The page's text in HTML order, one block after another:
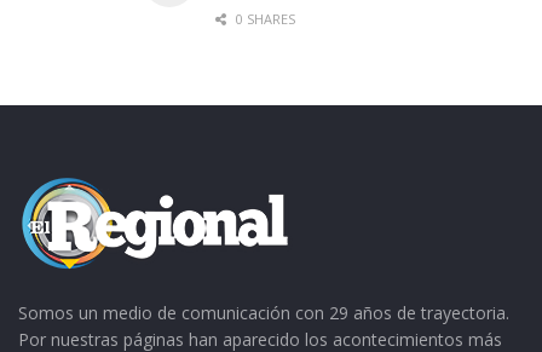
0 SHARES
Somos un medio de comunicación con 29 años de trayectoria.
Por nuestras páginas han aparecido los acontecimientos más